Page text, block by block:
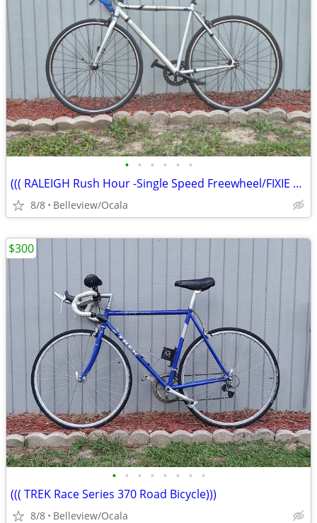
• • • • • •
((( RALEIGH Rush Hour -Single Speed Freewheel/FIXIE Road Bike)))
8/8 Belleview/Ocala
• • • • • • • •
((( TREK Race Series 370 Road Bicycle)))
8/8 Belleview/Ocala
$300